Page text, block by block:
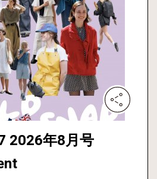
2026年8月号